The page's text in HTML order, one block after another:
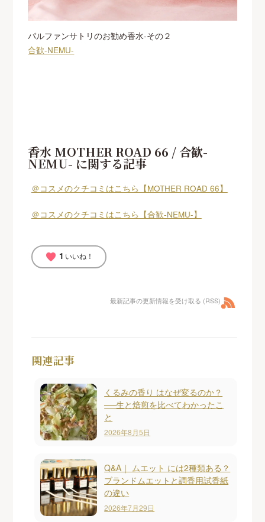
パルファンサトリのお勧め香水-その２
合歓-NEMU-
香水 MOTHER ROAD 66 / 合歓-
NEMU- に関する記事
＠コスメのクチコミはこちら【MOTHER ROAD 66】
＠コスメのクチコミはこちら【合歓-NEMU-】
favorite 1 いいね！
最新記事の更新情報を受け取る (RSS)
関連記事
くるみの香り はなぜ変るのか？
──生と焙煎を比べてわかったこ
と
2026年8月5日
Q&A｜ ムエット には2種類ある？
ブランドムエットと調香用試香紙
の違い
2026年7月29日